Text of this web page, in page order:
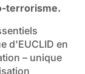
terrorisme.
d'EUCLID en
– unique